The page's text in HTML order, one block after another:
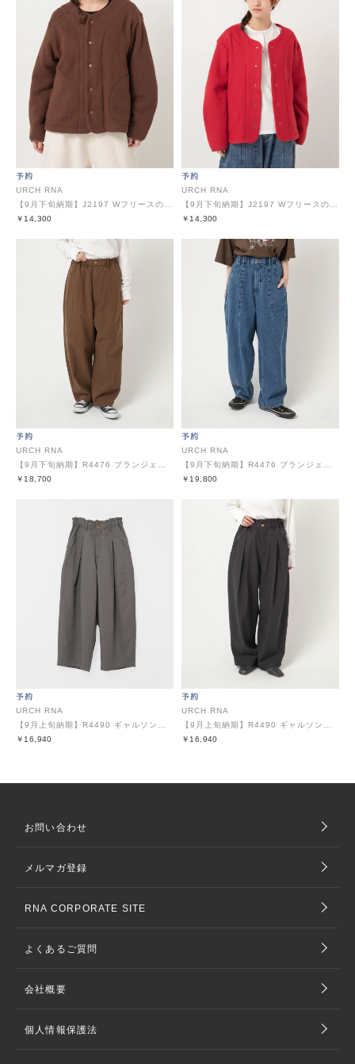
URCH RNA
【9月下旬納期】J2197 Wフリースのふんわりジャケット
￥14,300
URCH RNA
【9月下旬納期】J2197 Wフリースのふんわりジャケット
￥14,300
URCH RNA
￥18,700
URCH RNA
￥19,800
URCH RNA
￥16,940
URCH RNA
￥16,940
お問い合わせ
メルマガ登録
RNA CORPORATE SITE
よくあるご質問
会社概要
個人情報保護法